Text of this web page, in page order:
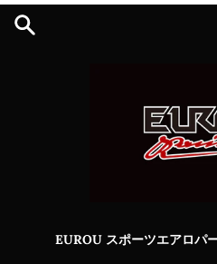
コ
EUROU スポーツエアロパ